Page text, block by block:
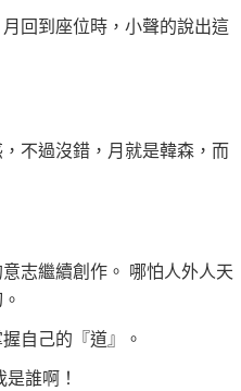
回到座位時，小聲的說出這
不過沒錯，月就是韓森，而
志繼續創作。 哪怕人外人天
自己的『道』。
誰啊！